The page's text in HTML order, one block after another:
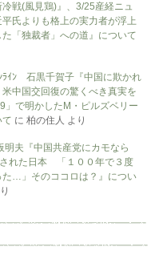
戦(風見鶏)』、3/25産経ニュ
氏よりも格上の実力者が浮上
「独裁者」への道』について
ﾗｲﾝ 石黒千賀子『中国に欺かれ
中国交回復の驚くべき真実を
」で明かしたM・ピルズベリー
て に 柏の住人 より
夫『中国共産党にカモなら
された日本 「１００年で３度
た…」そのココロは？』につい